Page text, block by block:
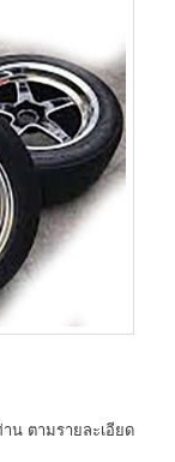
น ตามรายละเอียด